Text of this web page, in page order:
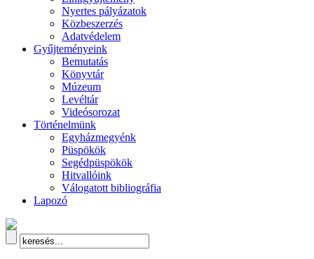
Nyertes pályázatok
Közbeszerzés
Adatvédelem
Gyűjteményeink
Bemutatás
Könyvtár
Múzeum
Levéltár
Videósorozat
Történelmünk
Egyházmegyénk
Püspökök
Segédpüspökök
Hitvallóink
Válogatott bibliográfia
Lapozó